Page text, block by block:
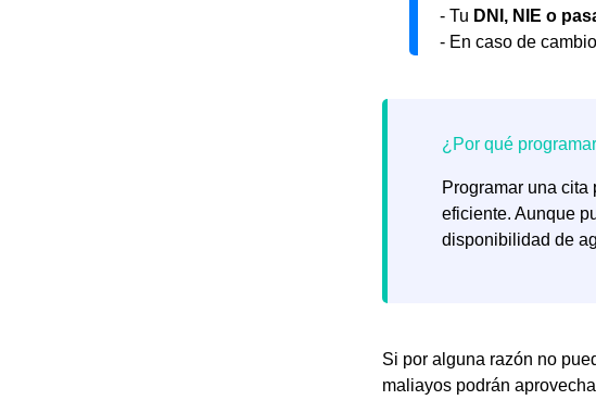
- Tu DNI, NIE o
- En caso de
Programar una
eficiente. Aunque
disponibilidad de
Si por alguna razón no
maliayos podrán